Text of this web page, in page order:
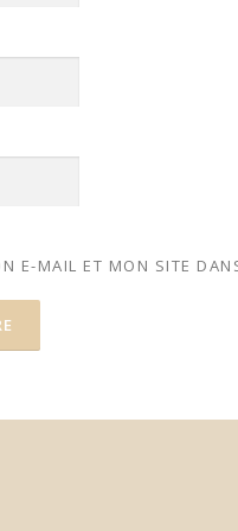
E-MAIL ET MON SITE